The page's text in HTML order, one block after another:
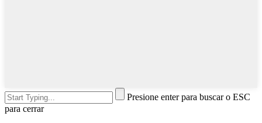
Presione enter para buscar o ESC
para cerrar